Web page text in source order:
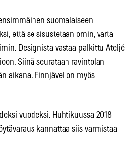
suomalaiseen
että se sisustetaan omin, varta
Designista vastaa palkittu Ateljé
Siinä seurataan ravintolan
aikana. Finnjävel on myös
vuodeksi. Huhtikuussa 2018
kannattaa siis varmistaa